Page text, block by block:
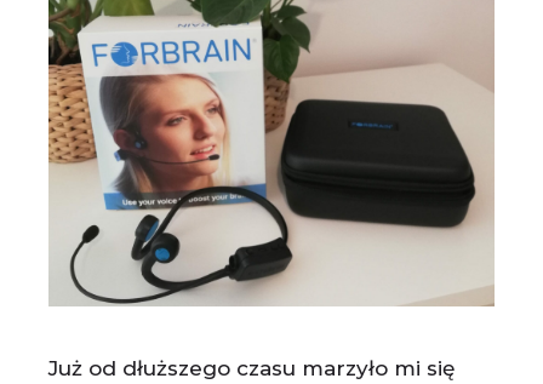
Już od dłuższego czasu marzyło mi się